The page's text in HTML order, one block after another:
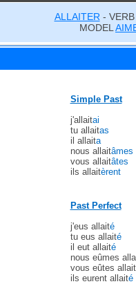
ALLAITER -
MODEL
Simple Past
j'allaitai
tu allaitas
il allaita
nous allaitâmes
vous allaitâtes
ils allaitèrent
Past Perfect
j'eus allaité
tu eus allaité
il eut allaité
nous eûmes
vous eûtes allait
ils eurent allaité